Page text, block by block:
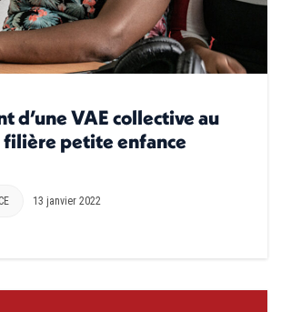
d’une VAE collective au
filière petite enfance
13 janvier 2022